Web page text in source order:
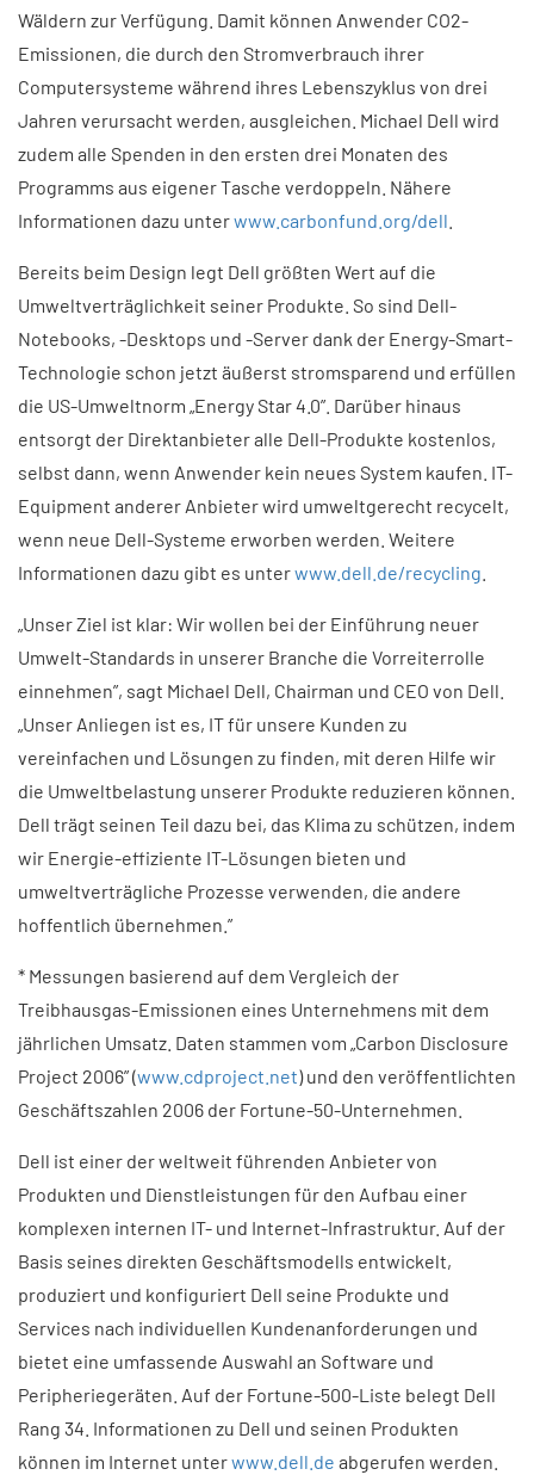
Wäldern zur Verfügung. Damit können Anwender CO2-
Emissionen, die durch den Stromverbrauch ihrer
Computersysteme während ihres Lebenszyklus von drei
Jahren verursacht werden, ausgleichen. Michael Dell wird
zudem alle Spenden in den ersten drei Monaten des
Programms aus eigener Tasche verdoppeln. Nähere
Informationen dazu unterwww.carbonfund.org/dell
Bereits beim Design legt Dell größten Wert auf die
Umweltverträglichkeit seiner Produkte. So sind Dell-
Notebooks, -Desktops und -Server dank der Energy-Smart-
Technologie schon jetzt äußerst stromsparend und erfüllen
die US-Umweltnorm „Energy Star 4.0”. Darüber hinaus
entsorgt der Direktanbieter alle Dell-Produkte kostenlos,
selbst dann, wenn Anwender kein neues System kaufen. IT-
Equipment anderer Anbieter wird umweltgerecht recycelt,
wenn neue Dell-Systeme erworben werden. Weitere
Informationen dazu gibt es unterwww.dell.de/recycling
„Unser Ziel ist klar: Wir wollen bei der Einführung neuer
Umwelt-Standards in unserer Branche die Vorreiterrolle
einnehmen”, sagt Michael Dell, Chairman und CEO von Dell.
„Unser Anliegen ist es, IT für unsere Kunden zu
vereinfachen und Lösungen zu finden, mit deren Hilfe wir
die Umweltbelastung unserer Produkte reduzieren können.
Dell trägt seinen Teil dazu bei, das Klima zu schützen, indem
wir Energie-effiziente IT-Lösungen bieten und
umweltverträgliche Prozesse verwenden, die andere
hoffentlich übernehmen.”
* Messungen basierend auf dem Vergleich der
Treibhausgas-Emissionen eines Unternehmens mit dem
jährlichen Umsatz. Daten stammen vom „Carbon Disclosure
Project 2006” (www.cdproject.net) und den veröffentlichten
Geschäftszahlen 2006 der Fortune-50-Unternehmen.
Dell ist einer der weltweit führenden Anbieter von
Produkten und Dienstleistungen für den Aufbau einer
komplexen internen IT- und Internet-Infrastruktur. Auf der
Basis seines direkten Geschäftsmodells entwickelt,
produziert und konfiguriert Dell seine Produkte und
Services nach individuellen Kundenanforderungen und
bietet eine umfassende Auswahl an Software und
Peripheriegeräten. Auf der Fortune-500-Liste belegt Dell
Rang 34. Informationen zu Dell und seinen Produkten
können im Internet unterwww.dell.de abgerufen werden.